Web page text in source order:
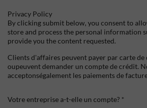
Privacy Policy
By clicking submit below, you consent to
store and process the personal information
provide you the content requested.
Clients d'affaires peuvent payer par carte de
oupeuvent demander un compte de crédit.
acceptonségalement les paiements de
Votre entreprise a-t-elle un compte? *